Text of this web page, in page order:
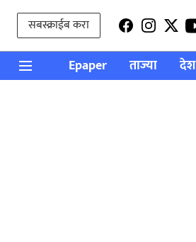
सबस्क्राईब करा
Epaper ताज्या देश